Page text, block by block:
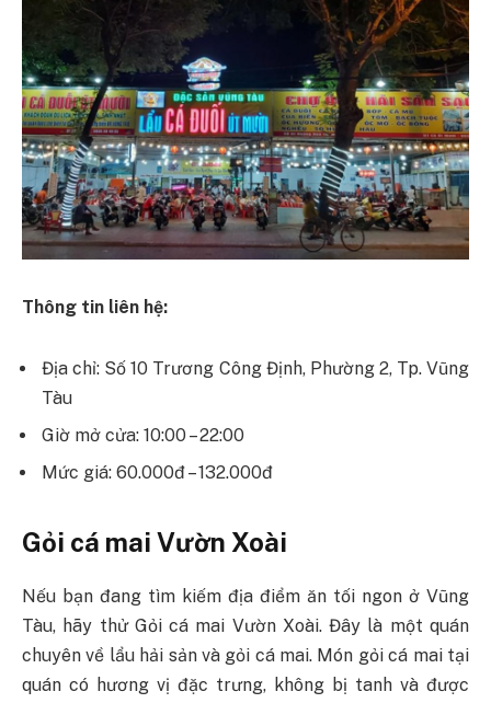
Thông tin liên hệ:
Địa chỉ: Số 10 Trương Công Định, Phường 2, Tp. Vũng
Tàu
Giờ mở cửa: 10:00 – 22:00
Mức giá: 60.000đ – 132.000đ
Gỏi cá mai Vườn Xoài
Nếu bạn đang tìm kiếm địa điểm ăn tối ngon ở Vũng
Tàu, hãy thử Gỏi cá mai Vườn Xoài. Đây là một quán
chuyên về lẩu hải sản và gỏi cá mai. Món gỏi cá mai tại
quán có hương vị đặc trưng, không bị tanh và được